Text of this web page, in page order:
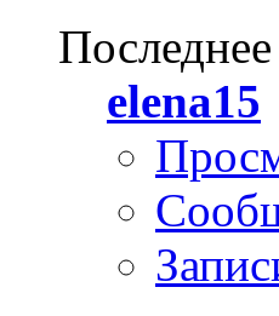
elena15